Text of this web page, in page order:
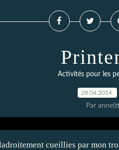
Activités pour les
28.04.2014
Par
cueillies par mon